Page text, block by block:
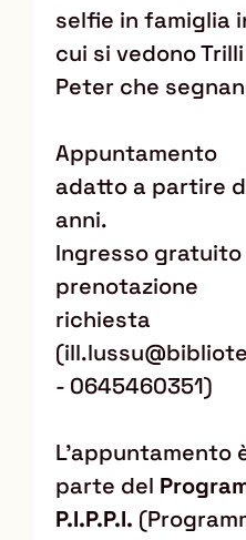
selfie in famiglia
cui si vedono
Peter che
Appuntamento
adatto a partire
anni.
Ingresso gratuito
prenotazione
richiesta
- 0645460351)
L'appuntamento
parte del
P.I.P.P.I.